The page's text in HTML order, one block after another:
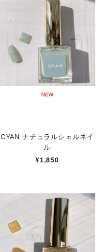
NEW
CYAN ナチュラルシェルネイ
ル
¥1,850